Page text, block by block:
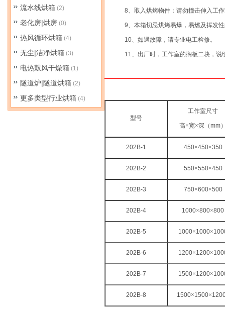
8、取入烘烤物件：请勿撞击伸入工
9、本箱切忌烘烤易爆，易燃及挥发
10、如遇故障，请专业电工检修。
11、出厂时，工作室的搁板二块，说
型号
工作室尺寸
高×宽×深（mm
202B-1 450×450×350
202B-2 550×550×450
202B-3 750×600×500
202B-4 1000×800×800
202B-5 1000×1000×
202B-6 1200×1200×
202B-7 1500×1200×
202B-8 1500×1500×
流水线烘箱 (2)
老化房|烘房 (0)
热风循环烘箱 (4)
无尘|洁净烘箱 (3)
电热鼓风干燥箱 (1)
隧道炉|隧道烘箱 (2)
更多类型行业烘箱 (4)